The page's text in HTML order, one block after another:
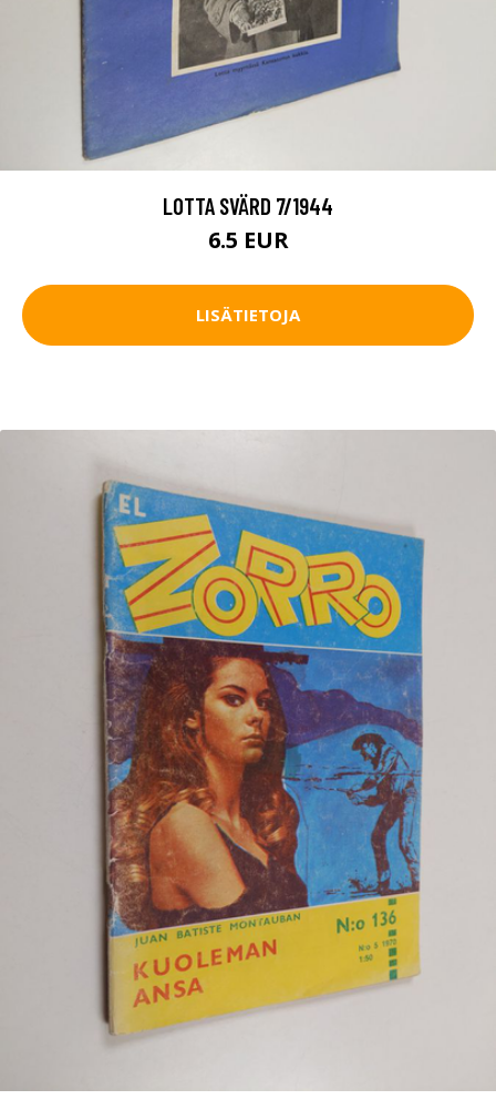
LOTTA SVÄRD 7/1944
6.5 EUR
LISÄTIETOJA